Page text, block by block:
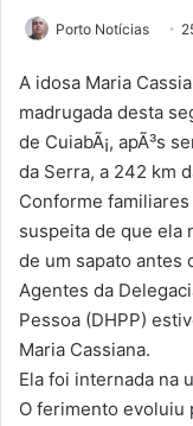
Porto Notícias
A idosa Maria
madrugada desta
de CuiabÃ¡, apÃ³s
da Serra, a 242 km
Conforme
suspeita de que ela
de um sapato antes
Agentes da
Pessoa (DHPP)
Maria Cassiana.
Ela foi internada na
O ferimento evoluiu